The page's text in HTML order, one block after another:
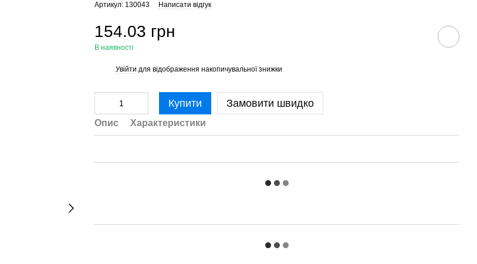
Артикул: 130043 Написати відгук
154.03 грн
В наявності
Увійти для відображення накопичувальної знижки
Купити Замовити швидко
Опис Характеристики